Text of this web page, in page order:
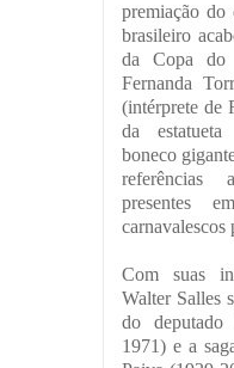
premiação do
brasileiro
da Copa do
Fernanda
(intérprete de
da
boneco
referências
presentes
carnavalescos
Com suas
Walter Salles
do deputado
1971) e a